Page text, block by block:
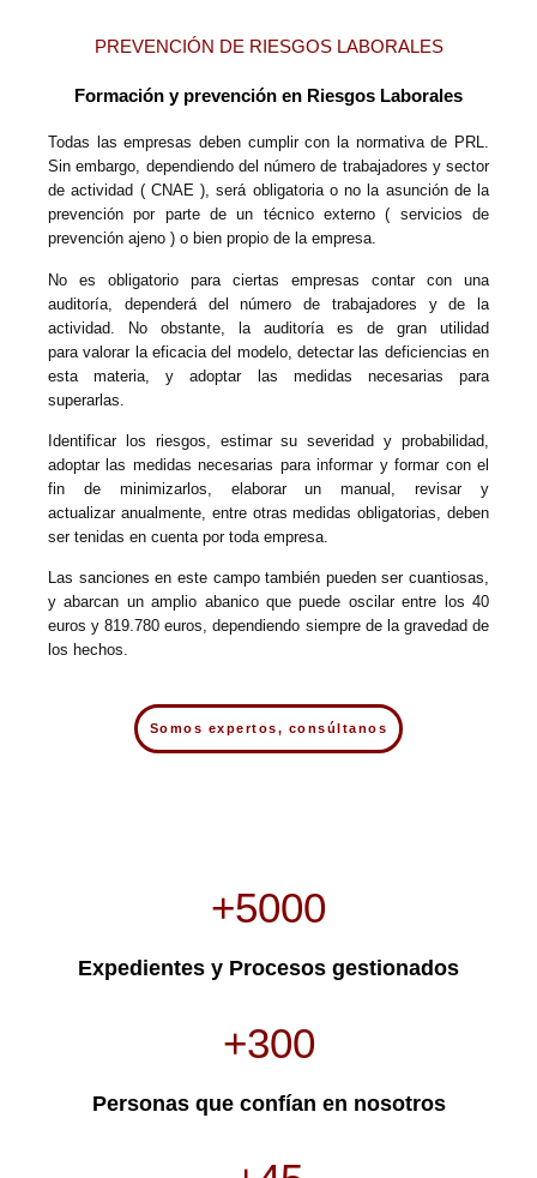
PREVENCIÓN DE RIESGOS LABORALES
Formación y prevención en Riesgos Laborales
Todas las empresas deben cumplir con la normativade PRL.
Sin embargo, dependiendo del número de trabajadores y sector
de actividad ( CNAE ), será obligatoria o no la asunción de la
prevención por parte de un técnico externo ( servicios de
prevención ajeno ) o bien propio de la empresa.
No es obligatorio para ciertas empresas contar con una
auditoría, dependerá del número de trabajadores y de la
actividad. No obstante, la auditoría es de gran utilidad
para valorar la eficacia del modelo, detectar las deficiencias en
esta materia,y adoptar las medidas necesarias para
superarlas.
Identificar los riesgos, estimarsu severidad y probabilidad,
adoptar las medidas necesarias para informaryformarcon el
fin de minimizarlos, elaborar un manual, revisary
actualizar anualmente, entre otras medidas obligatorias, deben
ser tenidas en cuenta por toda empresa.
Las sanciones en este campo también pueden ser cuantiosas,
y abarcan un amplio abanico que puede oscilar entre los 40
euros y819.780 euros, dependiendo siempre de la gravedad de
los hechos.
Somos expertos, consúltanos
+300
Personas que confían en nosotros
+5000
Expedientes y Procesos gestionados